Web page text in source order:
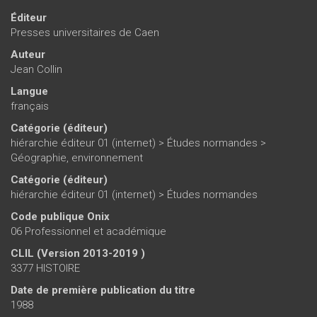
Éditeur
Presses universitaires de Caen
Auteur
Jean Collin
Langue
français
Catégorie (éditeur)
hiérarchie éditeur 01 (internet) > Études normandes >
Géographie, environnement
Catégorie (éditeur)
hiérarchie éditeur 01 (internet) > Études normandes
Code publique Onix
06 Professionnel et académique
CLIL (Version 2013-2019 )
3377 HISTOIRE
Date de première publication du titre
1988